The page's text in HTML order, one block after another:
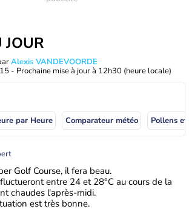
JOUR
Alexis VANDEVOORDE
- Prochaine mise à jour à 12h30 (heure locale)
par Heure Comparateur météo Pollens
Golf Course, il fera beau.
entre 24 et 28°C au cours de la
chaudes l'après-midi.
est très bonne.